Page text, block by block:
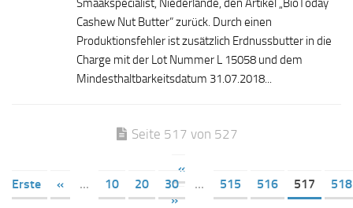
Smaakspecialist, Niederlande, den Artikel „BioToday
Cashew Nut Butter“ zurück. Durch einen
Produktionsfehler ist zusätzlich Erdnussbutter in die
Charge mit der Lot Nummer L 15058 und dem
Mindesthaltbarkeitsdatum 31.07.2018...
Seite 517 von 527
«
Erste
« ... 10 20 30 ... 515 516 517
518
»